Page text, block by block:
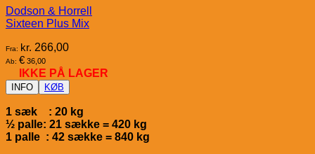
Dodson & Horrell
Sixteen Plus Mix
Fra: kr. 266,00
Ab: € 36,00
IKKE PÅ LAGER
INFO KØB
1 sæk : 20 kg
½ palle: 21 sække = 420 kg
1 palle : 42 sække = 840 kg